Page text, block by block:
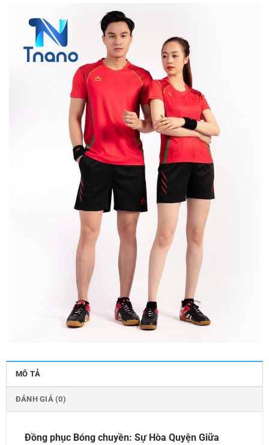
MÔ TẢ
ĐÁNH GIÁ (0)
Đồng phục Bóng chuyền: Sự Hòa Quyện Giữa